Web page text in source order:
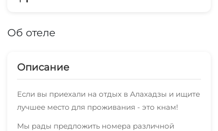
Об отеле
Описание
Если вы приехали на отдых в Алахадзы и ищите
лучшее место для проживания - это кнам!
Мы рады предложить номера различной